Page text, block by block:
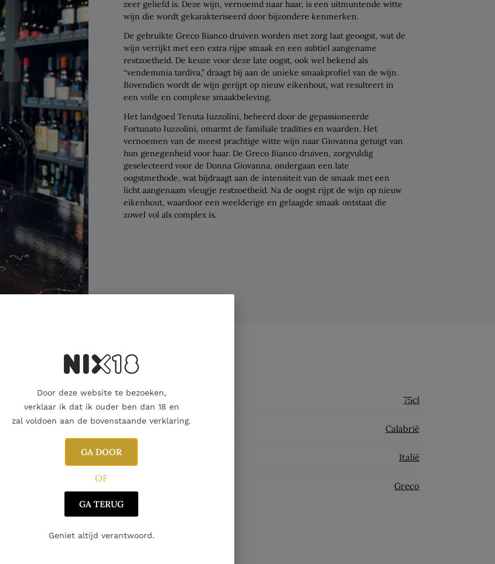
zeer geliefd is. Deze wijn, vernoemd naar haar, is een uitmuntende witte
wijn die wordt gekarakteriseerd door bijzondere kenmerken.
De gebruikte Greco Bianco druiven worden met zorg laat geoogst, wat de
wijn verrijkt met een extra rijpe smaak en een subtiel aangename
restzoetheid. De keuze voor deze late oogst, ook wel bekend als
“vendemmia tardiva,” draagt bij aan de unieke smaakprofiel van de wijn.
Bovendien wordt de wijn gerijpt op nieuw eikenhout, wat resulteert in
een volle en complexe smaakbeleving.
Het landgoed Tenuta Iuzzolini, beheerd door de gepassioneerde
Fortunato Iuzzolini, omarmt de familiale tradities en waarden. Het
vernoemen van de meest prachtige witte wijn naar Giovanna getuigt van
hun genegenheid voor haar. De Greco Bianco druiven, zorgvuldig
geselecteerd voor de Donna Giovanna, ondergaan een late
oogstmethode, wat bijdraagt aan de intensiteit van de smaak met een
licht aangenaam vleugje restzoetheid. Na de oogst rijpt de wijn op nieuw
eikenhout, waardoor een weelderige en gelaagde smaak ontstaat die
zowel vol als complex is.
Aanvullende informatie
75cl
Calabrië
Italië
Greco
Door deze website te bezoeken,
verklaar ik dat ik ouder ben dan 18 en
zal voldoen aan de bovenstaande verklaring.
GA DOOR
OF
GA TERUG
Geniet altijd verantwoord.